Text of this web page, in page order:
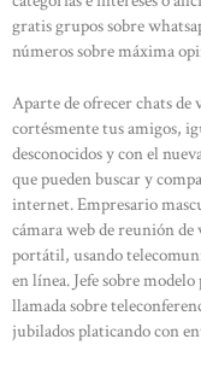
HOME
gratis grupos sobre
números sobre máxima
Aparte de ofrecer chats
cortésmente tus amigos,
desconocidos y con el
que pueden buscar y
internet. Empresario
cámara web de reunión de
portátil, usando
en línea. Jefe sobre
llamada sobre
jubilados platicando con